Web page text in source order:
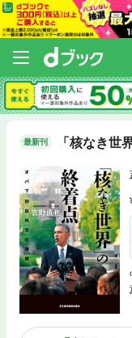
最新刊 「核なき世